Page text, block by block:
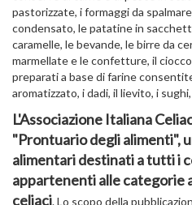
pastorizzate, i formaggi da
condensato, le patatine in
caramelle, le bevande, le birre da
marmellate e le confetture, il
preparati a base di farine
aromatizzato, i dadi, il lievito, i
L'Associazione Italiana
"Prontuario degli alimenti",
alimentari destinati a tutti i
appartenenti alle categorie
celiaci. Lo scopo della